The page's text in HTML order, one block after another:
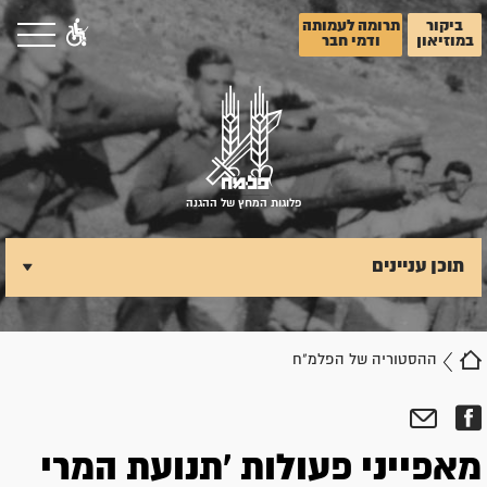
ביקור
במוזיאון
תרומה לעמותה
ודמי חבר
פלוגות המחץ של ההגנה
ההסטוריה של הפלמ"ח
תוכן עניינים
מאפייני פעולות 'תנועת המרי